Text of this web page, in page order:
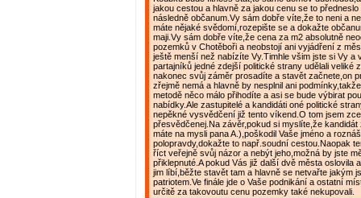
jakou cestou a hlavně za jakou cenu se to předneslo
následně občanum.Vy sám dobře víte,že to neni a
máte nějaké svědomí,rozepište se a dokažte
maji.Vy sám dobře víte,že cena za m2 absolutně
pozemků v Chotěboři a neobstojí ani vyjádření z
ještě menší než nabízíte Vy.Timhle všim jste si Vy a
partajníků jedné zdejší politické strany udělali veliké
nakonec svůj záměr prosadíte a stavět začnete,on
zřejmě nemá a hlavně by nesplnil ani
metodě něco málo přihodíte a asi se bude výbirat
nabídky.Ale zastupitelé a kandidáti oné politické
nepěkné vysvědčení již tento víkend.O tom jsem
přesvědčenej.Na závěr,pokud si myslíte,že kandidát
máte na mysli pana A.),poškodil Vaše jméno a
polopravdy,dokažte to např.soudní cestou.Naopak
říct veřejně svůj názor a nebýt jeho,možná by jste
přiklepnuté.A pokud Vás již další dvě města oslovila
jim líbí,běžte stavět tam a hlavně se netvařte jakým
patriotem.Ve finále jde o Vaše podnikání a ostatní
určitě za takovoutu cenu pozemky také nekupovali.